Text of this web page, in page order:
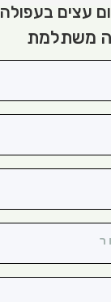
עצים בעפולה
משתלמת